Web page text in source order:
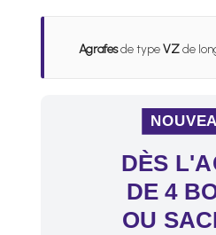
Agrafesde typeVZde
NOUVEAU !
DÈS
DE 4
OU